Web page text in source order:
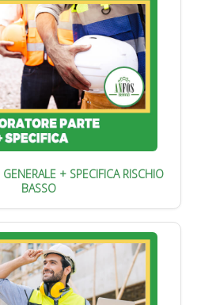
+ SPECIFICA RISCHIO
BASSO